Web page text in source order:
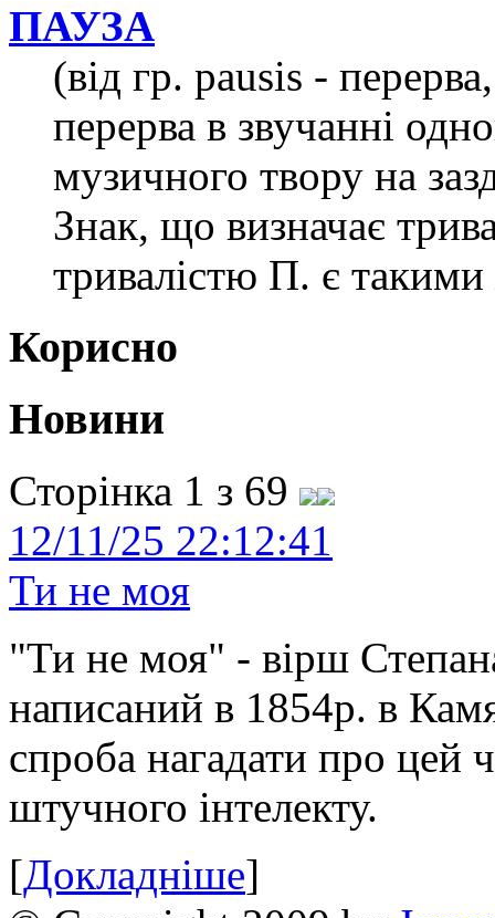
ПАУЗА
(від гр. pausis -
перерва в звучанні
музичного твору на
Знак, що визначає
тривалістю П. є
Корисно
Новини
Сторінка 1 з 69
12/11/25 22:12:41
Ти не моя
"Ти не моя" - вірш
написаний в 1854р. в
спроба нагадати про цей
штучного інтелекту.
[Докладніше]